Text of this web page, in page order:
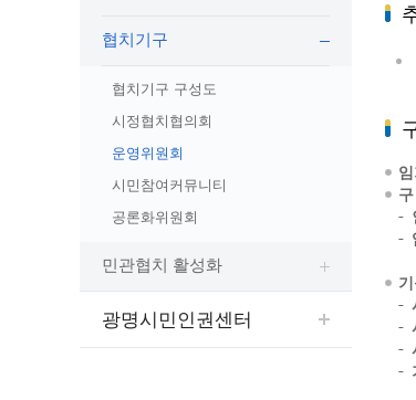
보도자료(2021.4월이전)
전자시보
사전정보공표
행정정보공개안내
정보공개 비공개 세부기준
행정정보공개목록
행정정보공개청구
조직정보공개
어디서나 민원
본인서명/인감신고/증명발급
행정처리기준편람
행정정보공동이용
대법원인터넷등기소
110화상수화통역서비스
고객서비스 표준 매뉴얼
행정서비스헌장
민원편람
출생·사망·혼인신고 등 10종에 대한 신고
광명시인생플러스센터
광명일자리센터
영화상영관 현황
출판사 및 인쇄소 현황
박물관/미술관 현황
문화유통업 현황
문화관광 해설사
국가유산관
협치기구
협치기구 구성도
시정협치협의회
운영위원회
시민참여커뮤니티
공론화위원회
민관협치 활성화
광명시민인권센터